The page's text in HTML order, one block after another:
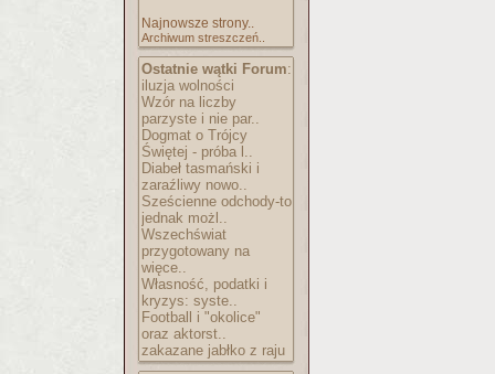
Najnowsze strony..
Archiwum streszczeń..
Ostatnie wątki Forum:
iluzja wolności
Wzór na liczby
parzyste i nie par..
Dogmat o Trójcy
Świętej - próba l..
Diabeł tasmański i
zaraźliwy nowo..
Sześcienne odchody-to
jednak możl..
Wszechświat
przygotowany na
więce..
Własność, podatki i
kryzys: syste..
Football i "okolice"
oraz aktorst..
zakazane jabłko z raju